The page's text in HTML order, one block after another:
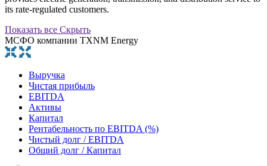
its rate-regulated customers.
Показать все Скрыть
МСФО компании TXNM Energy
Выручка
Чистая прибыль
EBITDA
Активы
Капитал
Рентабельность по EBITDA (%)
Чистый долг / EBITDA
Общий долг / Капитал